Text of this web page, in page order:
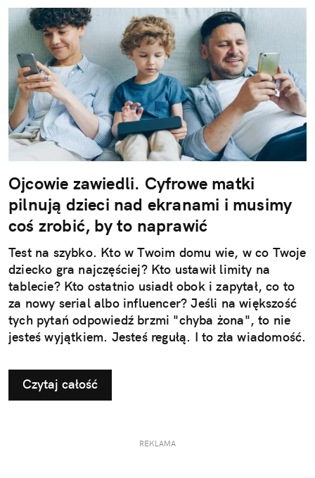
Ojcowie zawiedli. Cyfrowe matki
pilnują dzieci nad ekranami i musimy
coś zrobić, by to naprawić
Test na szybko. Kto w Twoim domu wie, w co Twoje
dziecko gra najczęściej? Kto ustawił limity na
tablecie? Kto ostatnio usiadł obok i zapytał, co to
za nowy serial albo influencer? Jeśli na większość
tych pytań odpowiedź brzmi "chyba żona", to nie
jesteś wyjątkiem. Jesteś regułą. I to zła wiadomość.
Czytaj całość
REKLAMA